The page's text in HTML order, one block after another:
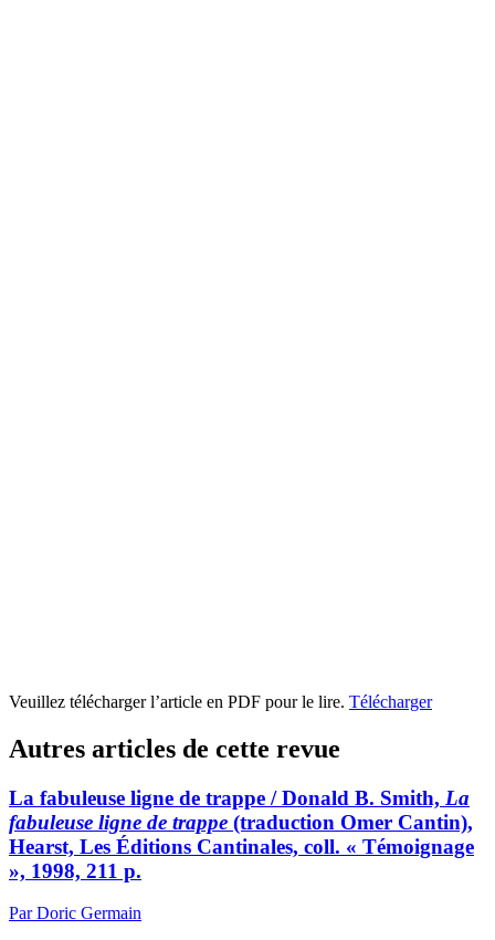
Veuillez télécharger l’article en PDF pour le lire. Télécharger
Autres articles de cette revue
La fabuleuse ligne de trappe / Donald B. Smith, La
fabuleuse ligne de trappe (traduction Omer Cantin),
Hearst, Les Éditions Cantinales, coll. « Témoignage
», 1998, 211 p.
Par Doric Germain